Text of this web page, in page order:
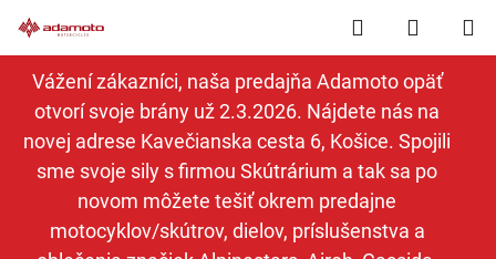
na
obsah
Vážení zákazníci, naša predajňa Adamoto opäť
otvorí svoje brány už 2.3.2026. Nájdete nás na
novej adrese Kavečianska cesta 6, Košice. Spojili
sme svoje sily s firmou Skútrárium a tak sa po
novom môžete tešiť okrem predajne
motocyklov/skútrov, dielov, príslušenstva a
Hľadať
KOŠÍK